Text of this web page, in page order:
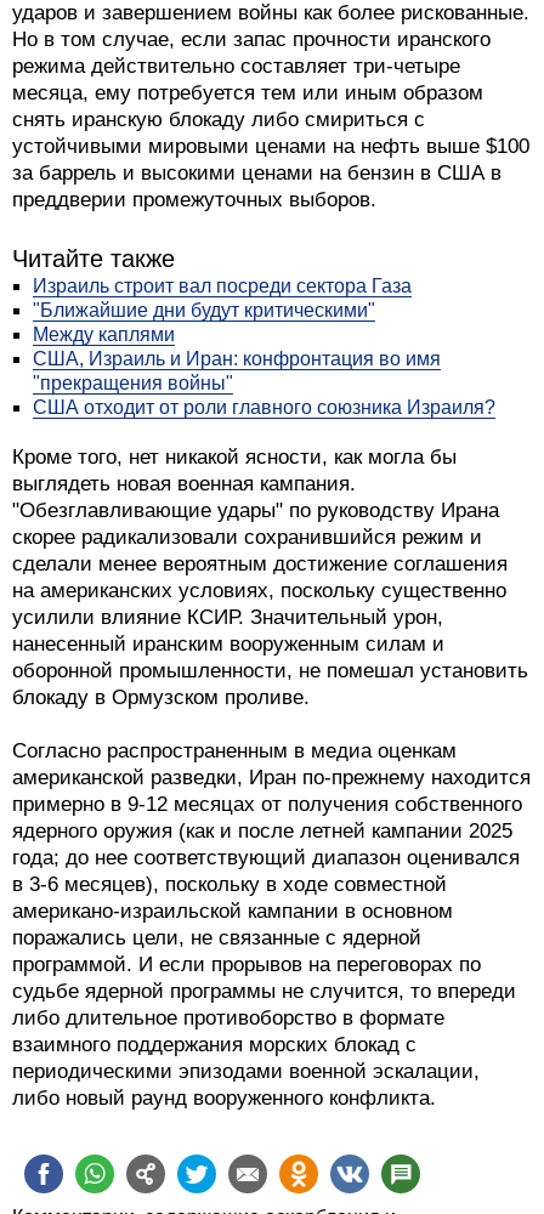
ударов и завершением войны как более рискованные.
Но в том случае, если запас прочности иранского
режима действительно составляет три-четыре
месяца, ему потребуется тем или иным образом
снять иранскую блокаду либо смириться с
устойчивыми мировыми ценами на нефть выше $100
за баррель и высокими ценами на бензин в США в
преддверии промежуточных выборов.
Читайте также
Израиль строит вал посреди сектора Газа
"Ближайшие дни будут критическими"
Между каплями
США, Израиль и Иран: конфронтация во имя
"прекращения войны"
США отходит от роли главного союзника Израиля?
Кроме того, нет никакой ясности, как могла бы
выглядеть новая военная кампания.
"Обезглавливающие удары" по руководству Ирана
скорее радикализовали сохранившийся режим и
сделали менее вероятным достижение соглашения
на американских условиях, поскольку существенно
усилили влияние КСИР. Значительный урон,
нанесенный иранским вооруженным силам и
оборонной промышленности, не помешал установить
блокаду в Ормузском проливе.
Согласно распространенным в медиа оценкам
американской разведки, Иран по-прежнему находится
примерно в 9-12 месяцах от получения собственного
ядерного оружия (как и после летней кампании 2025
года; до нее соответствующий диапазон оценивался
в 3-6 месяцев), поскольку в ходе совместной
американо-израильской кампании в основном
поражались цели, не связанные с ядерной
программой. И если прорывов на переговорах по
судьбе ядерной программы не случится, то впереди
либо длительное противоборство в формате
взаимного поддержания морских блокад с
периодическими эпизодами военной эскалации,
либо новый раунд вооруженного конфликта.